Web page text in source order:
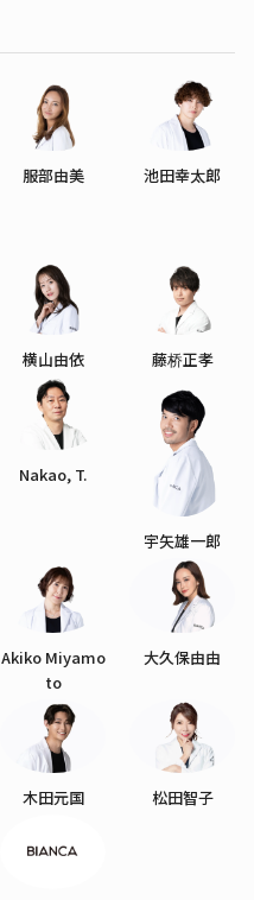
服部由美 池田幸太郎
横山由依 藤桥正孝
Nakao, T.
宇矢雄一郎
Akiko Miyamo
to
大久保由由
木田元国 松田智子